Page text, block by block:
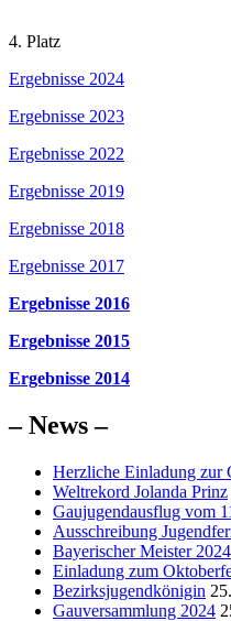
4. Platz
Ergebnisse 2024
Ergebnisse 2023
Ergebnisse 2022
Ergebnisse 2019
Ergebnisse 2018
Ergebnisse 2017
Ergebnisse 2016
Ergebnisse 2015
Ergebnisse 2014
– News –
Herzliche Einladung zur
Weltrekord Jolanda Prinz
Gaujugendausflug vom
Ausschreibung
Bayerischer Meister 2024
Einladung zum
Bezirksjugendkönigin
Gauversammlung 2024